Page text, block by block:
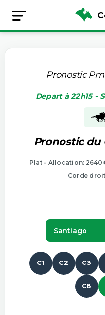
Pronostic
Depart à 22h15 -
Pronostic du
Plat - Allocation:
Corde
Santiago
C1 C2 C3
C8